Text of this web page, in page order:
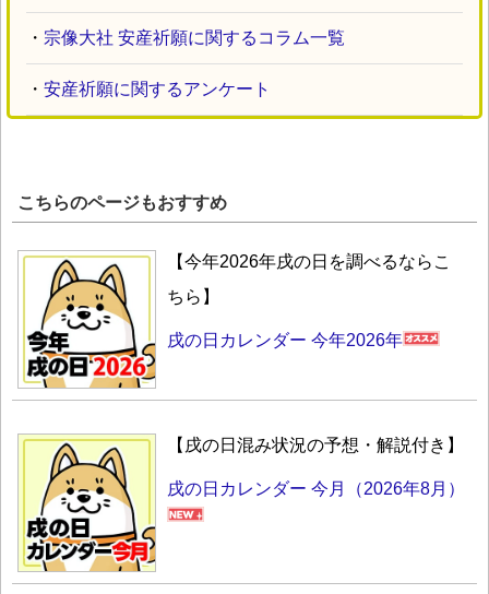
・ 宗像大社 安産祈願に関するコラム一覧
・ 安産祈願に関するアンケート
こちらのページもおすすめ
【今年2026年戌の日を調べるならこ
ちら】
戌の日カレンダー 今年2026年
【戌の日混み状況の予想・解説付き】
戌の日カレンダー 今月（2026年8月）